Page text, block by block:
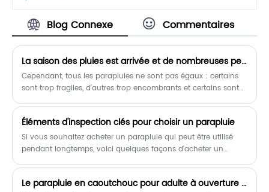
super mini à 3 sections 6K chez nous.
enfants. Ouverture automatique,
opération à une main, légère et
pratique.
Blog Connexe Commentaires
La saison des pluies est arrivée et de nombreuses personnes choisissent de porter des parapluies avec elles pour vaquer à leurs activités quotidiennes.
Cependant, tous les parapluies ne sont pas égaux : certains
sont trop fragiles, d’autres trop encombrants et certains sont
de parapluies qui font des vagues sur le marché.
Éléments d'inspection clés pour choisir un parapluie
Si vous souhaitez acheter un parapluie qui peut être utilisé
pendant longtemps, voici quelques façons d'acheter un
Le parapluie en caoutchouc pour adulte à ouverture manuelle est-il la solution de protection quotidienne contre la pluie la plus fiable pour les utilisateurs modernes